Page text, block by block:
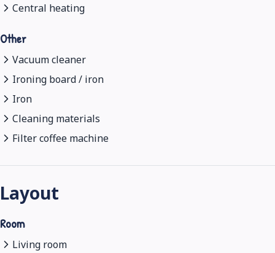
Central heating
Other
Vacuum cleaner
Ironing board / iron
Iron
Cleaning materials
Filter coffee machine
Layout
Room
Living room